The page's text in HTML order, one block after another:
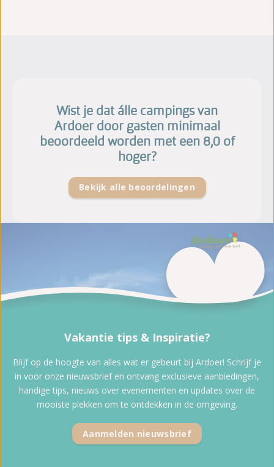
Wist je dat álle campings van
Ardoer door gasten minimaal
beoordeeld worden met een 8,0 of
hoger?
Bekijk alle beoordelingen
Vakantie tips & Inspiratie?
Blijf op de hoogte van alles wat er gebeurt bij Ardoer! Schrijf je
in voor onze nieuwsbrief en ontvang exclusieve aanbiedingen,
handige tips, nieuws over evenementen en updates over de
mooiste plekken om te ontdekken in de omgeving.
Aanmelden nieuwsbrief